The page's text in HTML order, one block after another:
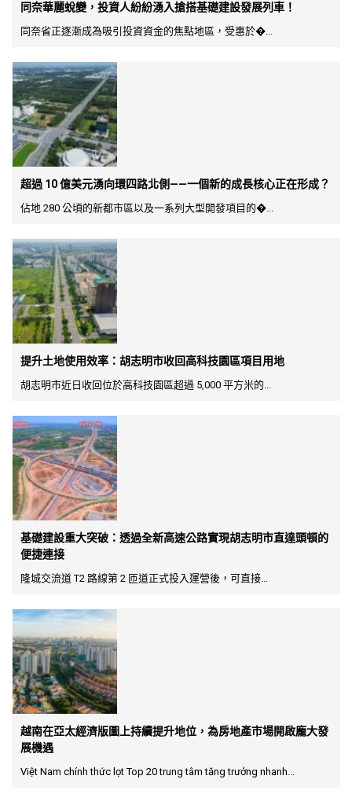
同奈華麗蛻變，投資人紛紛湧入搶搭基礎建設發展列車！
同奈省正逐漸成為吸引投資資金的焦點地區，受惠於�...
超過 10 億美元湧向環四路北側——一個新的成長核心正在形成？
佔地 280 公頃的新都市區以及一系列大型開發項目的�...
提升土地使用效率：胡志明市收回高科技園區項目用地
胡志明市近日收回位於高科技園區超過 5,000 平方米的...
基礎建設重大突破：透過全新高速公路實現胡志明市直達頭頓的
便捷連接
隆城交流道 T2 路線第 2 匝道正式投入運營後，可直接...
越南在亞太經濟版圖上持續提升地位，為房地產市場開啟龐大發
展機遇
Việt Nam chính thức lọt Top 20 trung tâm tăng trưởng nhanh...